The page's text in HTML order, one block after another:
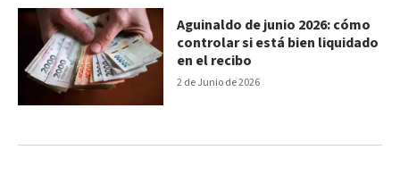
2 de Junio de 2026
Aguinaldo de junio 2026: cómo
controlar si está bien liquidado
en el recibo